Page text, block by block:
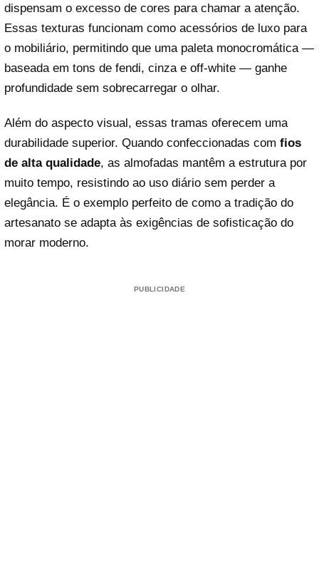
dispensam o excesso de cores para chamar a atenção.
Essas texturas funcionam como acessórios de luxo para
o mobiliário, permitindo que uma paleta monocromática —
baseada em tons de fendi, cinza e off-white — ganhe
profundidade sem sobrecarregar o olhar.
Além do aspecto visual, essas tramas oferecem uma
durabilidade superior. Quando confeccionadas com fios
de alta qualidade, as almofadas mantêm a estrutura por
muito tempo, resistindo ao uso diário sem perder a
elegância. É o exemplo perfeito de como a tradição do
artesanato se adapta às exigências de sofisticação do
morar moderno.
PUBLICIDADE